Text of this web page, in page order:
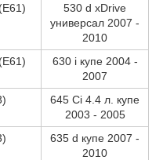
530 d xDrive
универсал 2007 -
2010
630 i купе 2004 -
2007
645 Ci 4.4 л. купе
2003 - 2005
635 d купе 2007 -
2010